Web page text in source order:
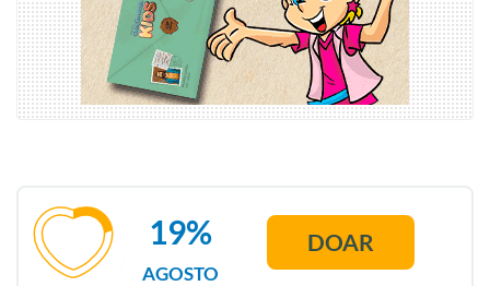
AGOSTO
19% DOAR